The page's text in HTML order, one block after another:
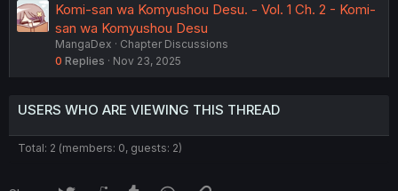
Komi-san wa Komyushou Desu. - Vol. 1 Ch. 2 - Komi-
san wa Komyushou Desu
MangaDex
Chapter Discussions
0 Replies Nov 23, 2025
USERS WHO ARE VIEWING THIS THREAD
Total: 2 (members: 0, guests: 2)